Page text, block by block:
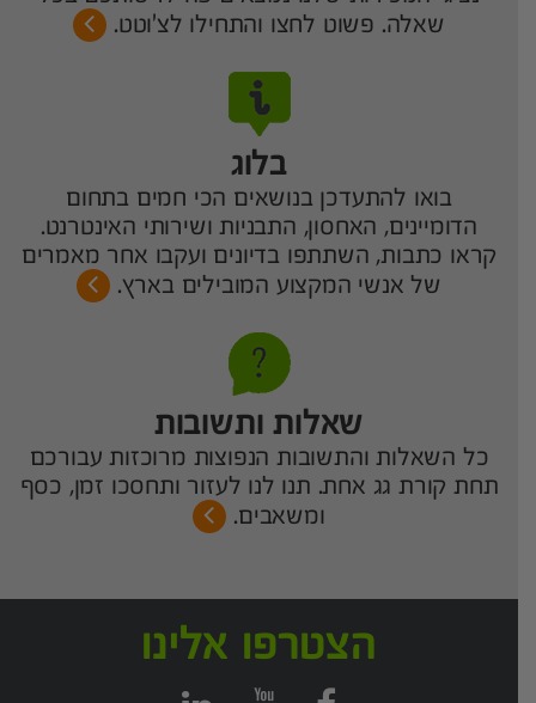
שאלה. פשוט לחצו והתחילו לצ'וטט.
בלוג
בואו להתעדכן בנושאים הכי חמים בתחום
הדומיינים, האחסון, התבניות ושירותי האינטרנט.
קראו כתבות, השתתפו בדיונים ועקבו אחר מאמרים
של אנשי המקצוע המובילים בארץ.
שאלות ותשובות
כל השאלות והתשובות הנפוצות מרוכזות עבורכם
תחת קורת גג אחת. תנו לנו לעזור ותחסכו זמן, כסף
ומשאבים.
הצטרפו אלינו